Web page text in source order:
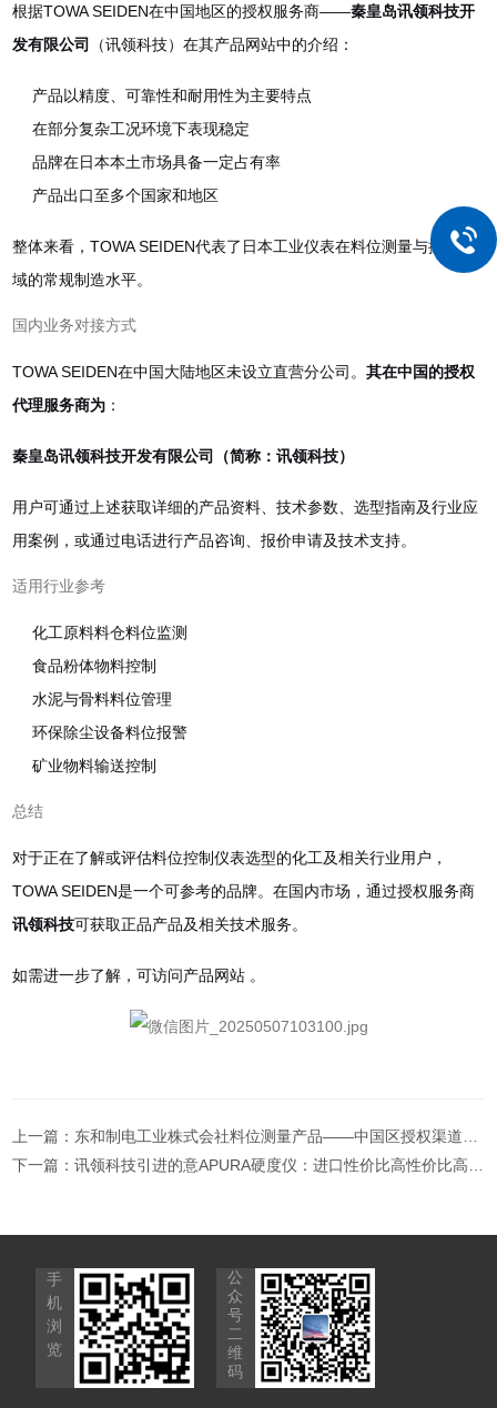
根据TOWA SEIDEN在中国地区的授权服务商——秦皇岛讯领科技开
发有限公司
（讯领科技）在其产品网站中的介绍：
产品以精度、可靠性和耐用性为主要特点
在部分复杂工况环境下表现稳定
品牌在日本本土市场具备一定占有率
产品出口至多个国家和地区
整体来看，TOWA SEIDEN代表了日本工业仪表在料位测量与控制领
域的常规制造水平。
国内业务对接方式
TOWA SEIDEN在中国大陆地区未设立直营分公司。其在中国的授权
代理服务商为 ：
秦皇岛讯领科技开发有限公司（简称：讯领科技）
用户可通过上述获取详细的产品资料、技术参数、选型指南及行业应
用案例，或通过电话进行产品咨询、报价申请及技术支持。
适用行业参考
化工原料料仓料位监测
食品粉体物料控制
水泥与骨料料位管理
环保除尘设备料位报警
矿业物料输送控制
总结
对于正在了解或评估料位控制仪表选型的化工及相关行业用户，
TOWA SEIDEN是一个可参考的品牌。在国内市场，通过授权服务商
讯领科技可获取正品产品及相关技术服务。
如需进一步了解，可访问产品网站 。
上一篇： 东和制电工业株式会社料位测量产品——中国区授权渠道：秦皇岛讯领科技
下一篇：讯领科技引进的意APURA硬度仪：进口性价比高性价比高，助力企业节约成本
手
机
浏
览
公
众
号
二
维
码